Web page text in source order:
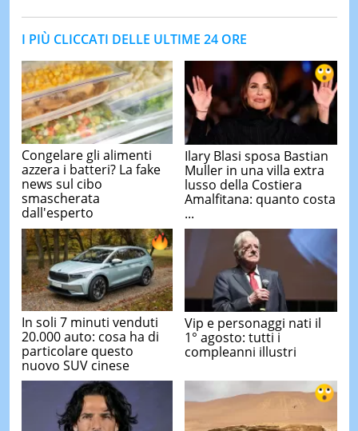
I PIÙ CLICCATI DELLE ULTIME 24 ORE
Congelare gli alimenti
azzera i batteri? La fake
news sul cibo
smascherata
dall'esperto
Ilary Blasi sposa Bastian
Muller in una villa extra
lusso della Costiera
Amalfitana: quanto costa
...
In soli 7 minuti venduti
20.000 auto: cosa ha di
particolare questo
nuovo SUV cinese
Vip e personaggi nati il
1° agosto: tutti i
compleanni illustri